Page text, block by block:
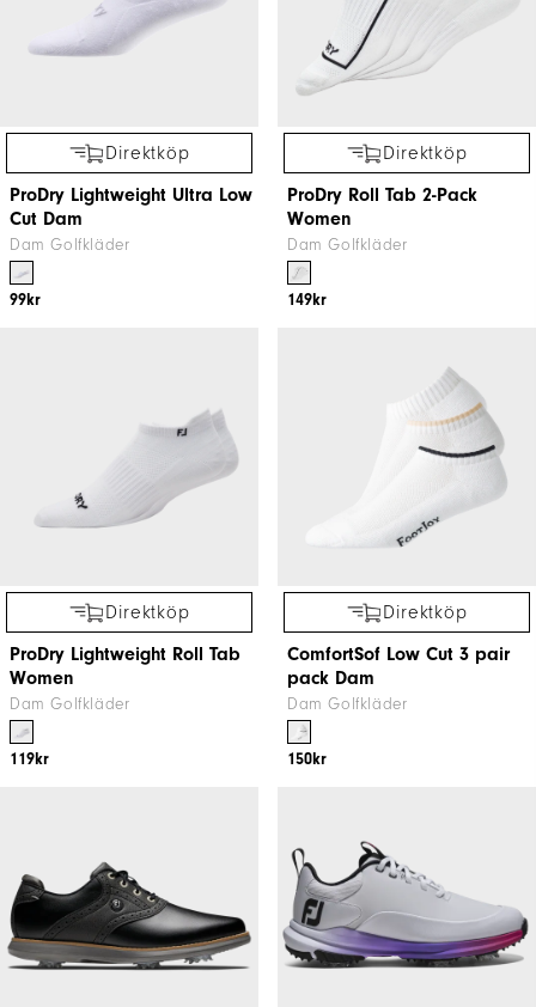
Direktköp
ProDry Lightweight Ultra Low
Cut Dam
Dam Golfkläder
99kr
Direktköp
ProDry Roll Tab 2-Pack
Women
Dam Golfkläder
149kr
Direktköp
ProDry Lightweight Roll Tab
Women
Dam Golfkläder
119kr
Direktköp
ComfortSof Low Cut 3 pair
pack Dam
Dam Golfkläder
150kr